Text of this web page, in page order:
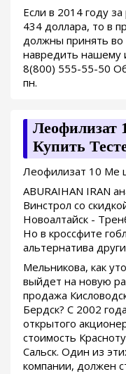
Если в 2014 году
434 доллара, то в
должны принять
навредить нашему
8(800) 555-55-50
пн.
Леофилизат
Купить
Леофилизат 10 Me
ABURAIHAN IRAN
Винстрол со
Новоалтайск -
Но в кроссфите
альтернатива
Мельникова, как
выйдет на новую
продажа
Бердск? С 2002
открытого
стоимость
Сальск. Один из
компании, должен